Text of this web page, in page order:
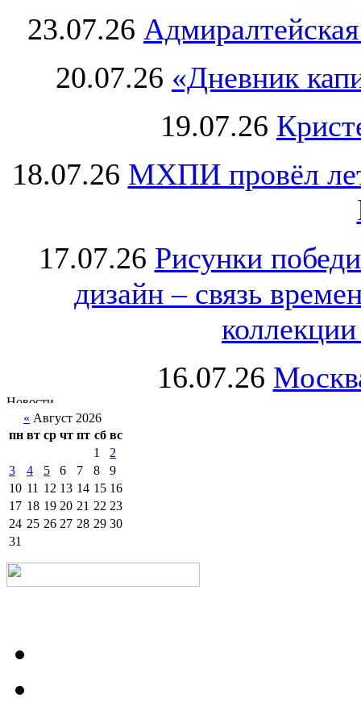
23.07.26
20.07.26 «Дневник
19.07.26
18.07.26 МХПИ провёл
17.07.26 Рисунки
дизайн – связь
16.07.26
« Август 2026
пн вт ср чт пт сб вс
1
2
3
4 5 6 7 8
9
10 11 12 13 14 15 16
17 18 19 20 21 22 23
24 25 26 27 28 29 30
31